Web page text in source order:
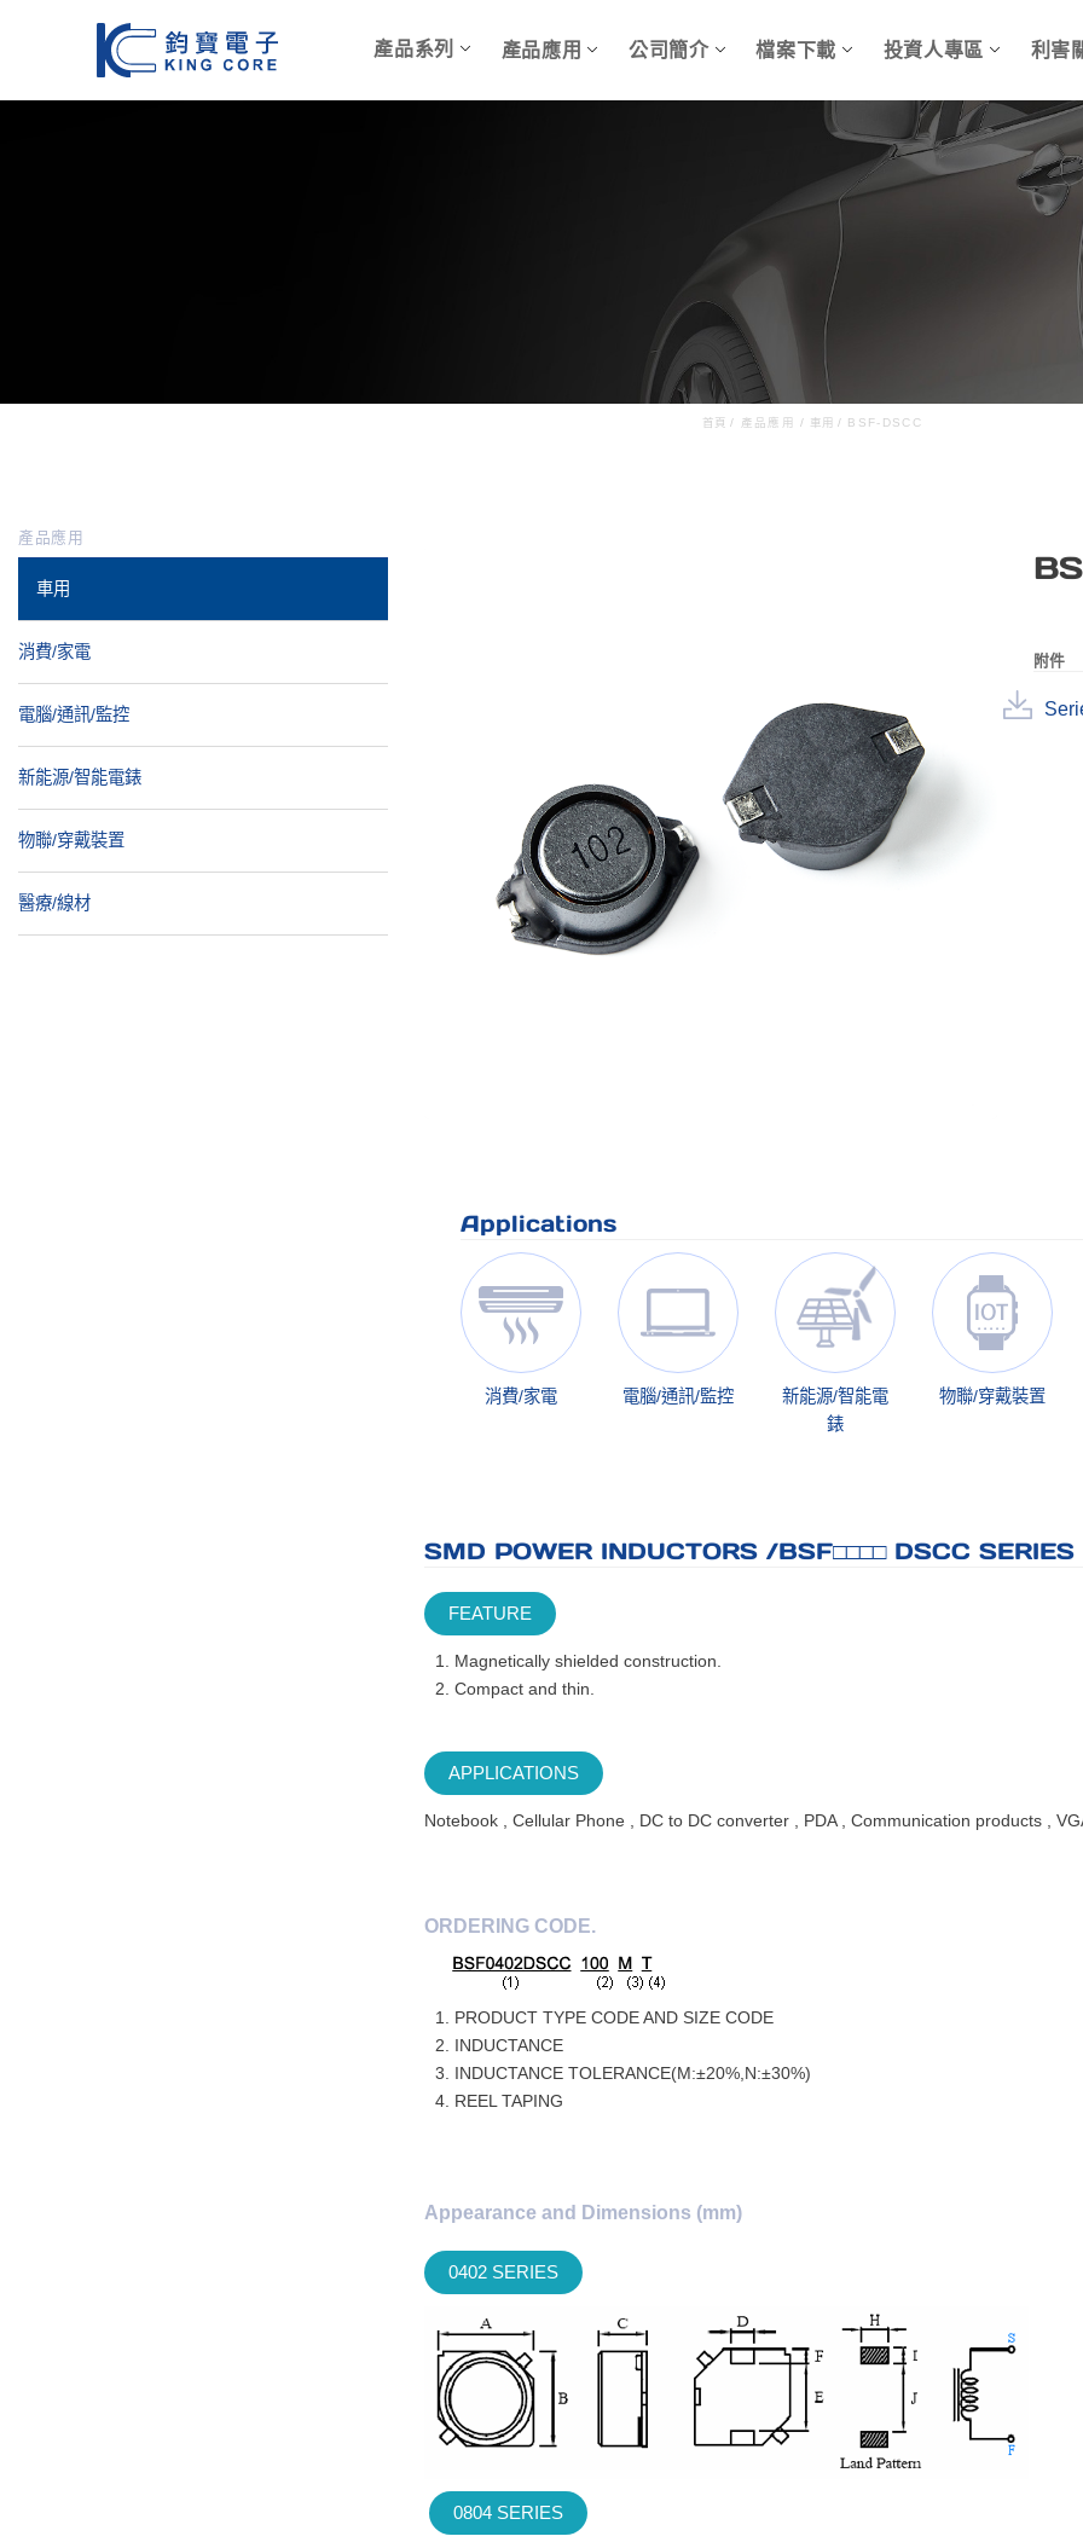
產品系列 產品應用 公司簡介 檔案下載 投資人專區 利害
首頁 / 產品應用/ 車用 / BSF-DSCC
產品應用
車用
消費/家電
電腦/通訊/監控
新能源/智能電錶
物聯/穿戴裝置
醫療/線材
附件
Applications
消費/家電 電腦/通訊/監控
新能源/智能電
錶
物聯/穿戴裝置
SMD POWER INDUCTORS /BSF□□□□ DSCC SERIES
FEATURE
Magnetically shielded construction.
Compact and thin.
APPLICATIONS
Notebook , Cellular Phone , DC to DC converter , PDA , Communication products ,
ORDERING CODE.
PRODUCT TYPE CODE AND SIZE CODE
INDUCTANCE
INDUCTANCE TOLERANCE(M:±20%,N:±30%)
REEL TAPING
Appearance and Dimensions (mm)
0402 SERIES
0804 SERIES